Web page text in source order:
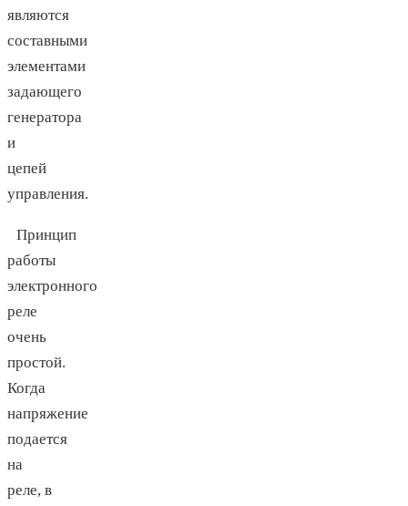
являются
составными
элементами
задающего
генератора
и
цепей
управления.
Принцип
работы
электронного
реле
очень
простой.
Когда
напряжение
подается
на
реле, в